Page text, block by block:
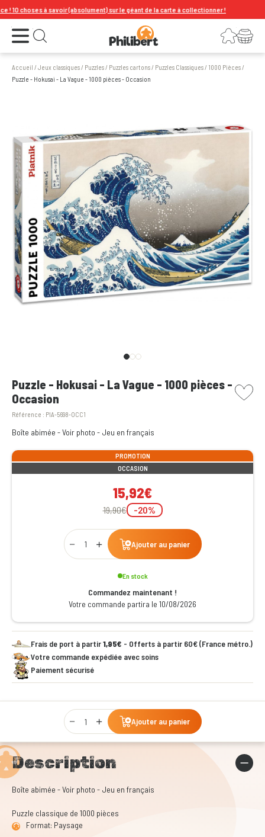
choses à savoir (absolument) sur le géant de la carte à collectionner !
Ouvrir le menu Ouvrir la recherche Connexion
Votre panier
Accueil /Jeux classiques/ Puzzles/ Puzzles cartons/ Puzzles Classiques/ 1000 Pièces/
Puzzle - Hokusai - La Vague - 1000 pièces - Occasion
Puzzle - Hokusai - La Vague - 1000 pièces -
Occasion
Référence : PIA-5698-OCC1
picto
Boîte abimée - Voir photo - Jeu en français
PROMOTION
OCCASION
15,92€
19,90€ -20%
Qty
Ajouter au panier
En stock
Commandez maintenant !
Votre commande partira le 10/08/2026
Frais de port à partir1,95€ - Offerts à partir 60€ (France métro.)
Votre commande expédiée avec soins
Paiement sécurisé
Qty
Ajouter au panier
Description
Boîte abimée - Voir photo - Jeu en français
Puzzle classique de 1000 pièces
Format: Paysage